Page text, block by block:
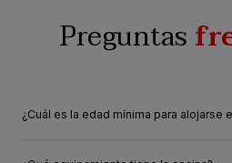
Preguntas
¿Cuál es la edad mínima para alojarse